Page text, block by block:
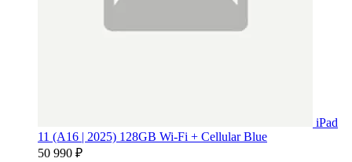
iPad
11 (A16 | 2025) 128GB Wi-Fi + Cellular Blue
50 990 ₽